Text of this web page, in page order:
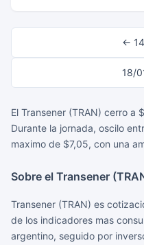
←
18/
El Transener (TRAN) cerro a
Durante la jornada, oscilo
maximo de $7,05, con una
Sobre el Transener
Transener (TRAN) es
de los indicadores mas
argentino, seguido por